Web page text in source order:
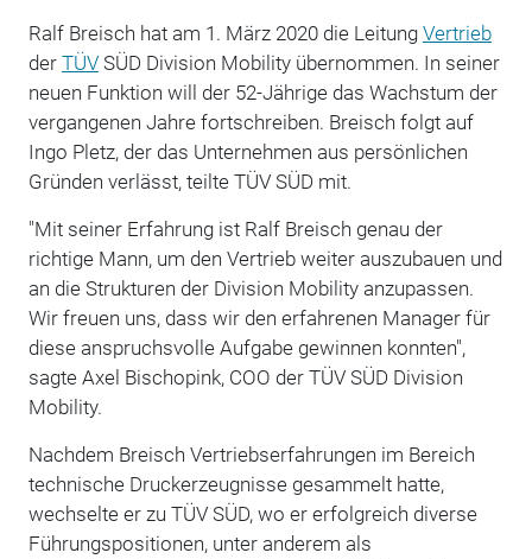
Ralf Breisch hat am 1. März 2020 die Leitung Vertrieb
der TÜVSÜD Division Mobility übernommen. In seiner
neuen Funktion will der 52-Jährige das Wachstum der
vergangenen Jahre fortschreiben. Breisch folgt auf
Ingo Pletz, der das Unternehmen aus persönlichen
Gründen verlässt, teilte TÜV SÜD mit.
"Mit seiner Erfahrung ist Ralf Breisch genau der
richtige Mann, um den Vertrieb weiter auszubauen und
an die Strukturen der Division Mobility anzupassen.
Wir freuen uns, dass wir den erfahrenen Manager für
diese anspruchsvolle Aufgabe gewinnen konnten",
sagte Axel Bischopink, COO der TÜV SÜD Division
Mobility.
Nachdem Breisch Vertriebserfahrungen im Bereich
technische Druckerzeugnisse gesammelt hatte,
wechselte er zu TÜV SÜD, wo er erfolgreich diverse
Führungspositionen, unter anderem als